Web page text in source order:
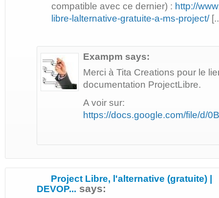
compatible avec ce dernier) : http://
libre-lalternative-gratuite-a-ms-project/
Exampm says:
Merci à Tita Creations pour le
documentation ProjectLibre.
A voir sur:
https://docs.google.com/file/d/
Project Libre, l'alternative (gratuite) |
DEVOP... says: